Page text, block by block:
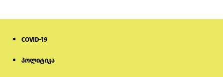
დაიწყო
COVID-19
პოლიტიკა